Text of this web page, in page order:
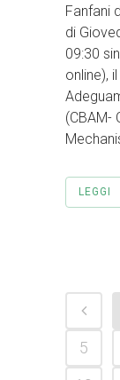
Fanfani
di
09:30
online),
(CBAM-
LEGGI
5